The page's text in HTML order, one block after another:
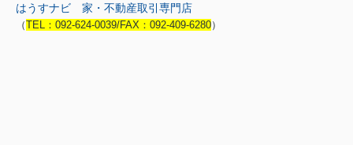
はうすナビ 家・不動産取引専門店
（TEL：092-624-0039/FAX：092-409-6280）